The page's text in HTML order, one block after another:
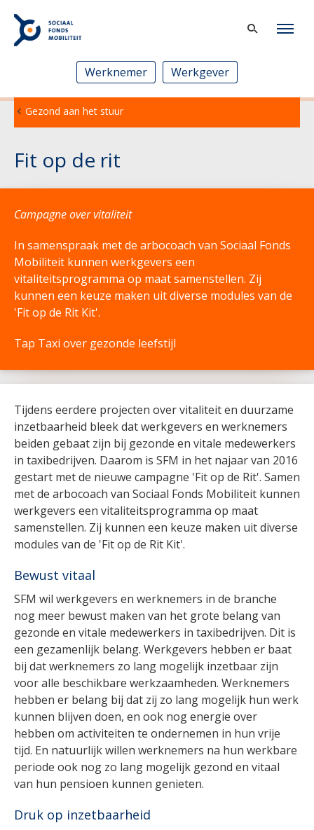
Werknemer Werkgever
Gezond aan het stuur
Fit op de rit
Campagne over vitaliteit
In samenspraak met de arbocoach van Sociaal Fonds
Mobiliteit kunnen werkgevers een
vitaliteitsprogramma op maat samenstellen. Zij
kunnen een keuze maken uit diverse modules van de
'Fit op de Rit Kit'.
Tap Taxi over gezonde leefstijl
Tijdens eerdere projecten over vitaliteit en duurzame
inzetbaarheid bleek dat werkgevers en werknemers
beiden gebaat zijn bij gezonde en vitale medewerkers
in taxibedrijven. Daarom is SFM in het najaar van 2016
gestart met de nieuwe campagne 'Fit op de Rit'. Samen
met de arbocoach van Sociaal Fonds Mobiliteit kunnen
werkgevers een vitaliteitsprogramma op maat
samenstellen. Zij kunnen een keuze maken uit diverse
modules van de 'Fit op de Rit Kit'.
Bewust vitaal
SFM wil werkgevers en werknemers in de branche
nog meer bewust maken van het grote belang van
gezonde en vitale medewerkers in taxibedrijven. Dit is
een gezamenlijk belang. Werkgevers hebben er baat
bij dat werknemers zo lang mogelijk inzetbaar zijn
voor alle beschikbare werkzaamheden. Werknemers
hebben er belang bij dat zij zo lang mogelijk hun werk
kunnen blijven doen, en ook nog energie over
hebben om activiteiten te ondernemen in hun vrije
tijd. En natuurlijk willen werknemers na hun werkbare
periode ook nog zo lang mogelijk gezond en vitaal
van hun pensioen kunnen genieten.
Druk op inzetbaarheid